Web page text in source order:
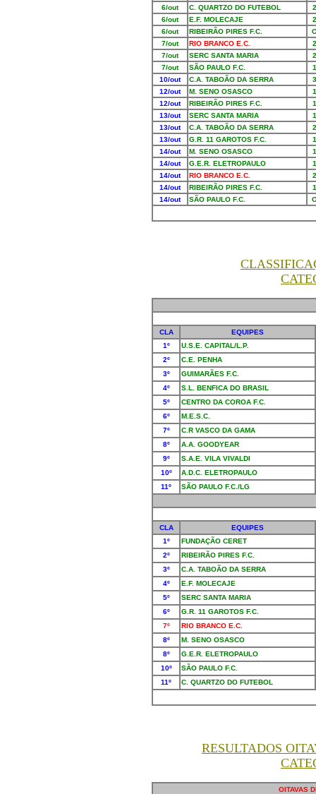
6/out
C. QUARTZO DO FUTEBOL
2
6/out
E.F. MOLECAJE
2
6/out
RIBEIRÃO PIRES F.C.
7/out
RIO BRANCO E.C.
2
7/out
SERC SANTA MARIA
2
7/out
SÃO PAULO F.C.
1
10/out
C.A. TABOÃO DA SERRA
3
12/out
M. SENO OSASCO
1
12/out
RIBEIRÃO PIRES F.C.
1
13/out
SERC SANTA MARIA
1
13/out
C.A. TABOÃO DA SERRA
2
13/out
G.R. 11 GAROTOS F.C.
1
14/out
M. SENO OSASCO
1
14/out
G.E.R. ELETROPAULO
1
14/out
RIO BRANCO E.C.
2
14/out
RIBEIRÃO PIRES F.C.
1
14/out
SÃO PAULO F.C.
CLA
EQUIPES
1º
U.S.E. CAPITAL/L.P.
2º
C.E. PENHA
3º
GUIMARÃES F.C.
4º
S.L. BENFICA DO BRASIL
5º
CENTRO DA COROA F.C.
6º
M.E.S.C.
7º
C.R VASCO DA GAMA
8º
A.A. GOODYEAR
9º
S.A.E. VILA VIVALDI
10º
A.D.C. ELETROPAULO
11º
SÃO PAULO F.C./LG
CLA
EQUIPES
1º
FUNDAÇÃO CERET
2º
RIBEIRÃO PIRES F.C.
3º
C.A. TABOÃO DA SERRA
4º
E.F. MOLECAJE
5º
SERC SANTA MARIA
6º
G.R. 11 GAROTOS F.C.
7º
RIO BRANCO E.C.
8º
M. SENO OSASCO
8º
G.E.R. ELETROPAULO
10º
SÃO PAULO F.C.
11º
C. QUARTZO DO FUTEBOL
RESULTADOS
OITAVAS